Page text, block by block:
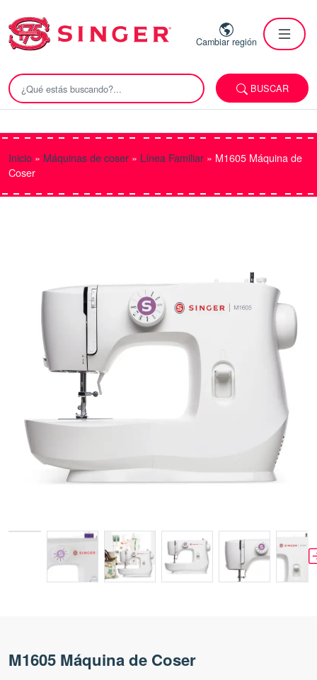
Cambiar región
BUSCAR
Inicio » Máquinas de coser » Línea Familiar » M1605 Máquina de
Coser
M1605 Máquina de Coser